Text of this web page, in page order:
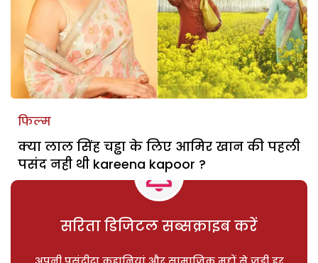
फिल्म
क्या लाल सिंह चड्ढा के लिए आमिर खान की पहली
पसंद नही थी kareena kapoor ?
सरिता डिजिटल सब्सक्राइब करें